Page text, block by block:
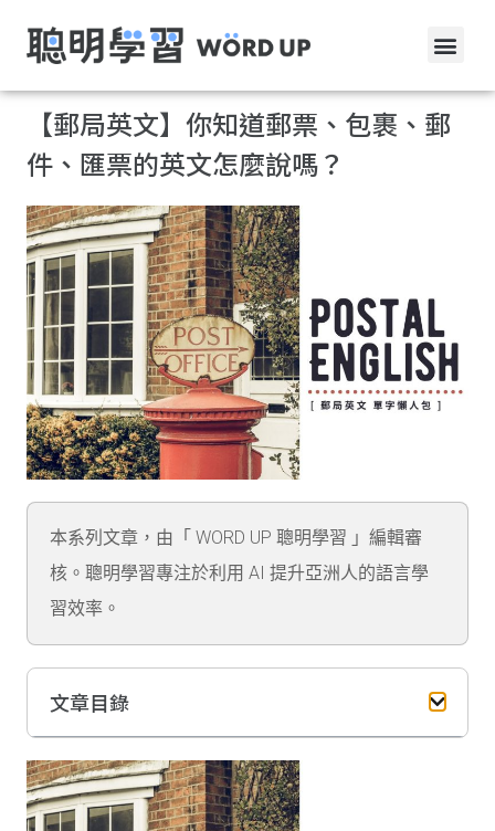
【郵局英文】你知道郵票、包裹、郵
件、匯票的英文怎麼說嗎？
本系列文章，由「 WORD UP 聰明學習 」編輯審
核。聰明學習專注於利用 AI 提升亞洲人的語言學
習效率。
文章目錄